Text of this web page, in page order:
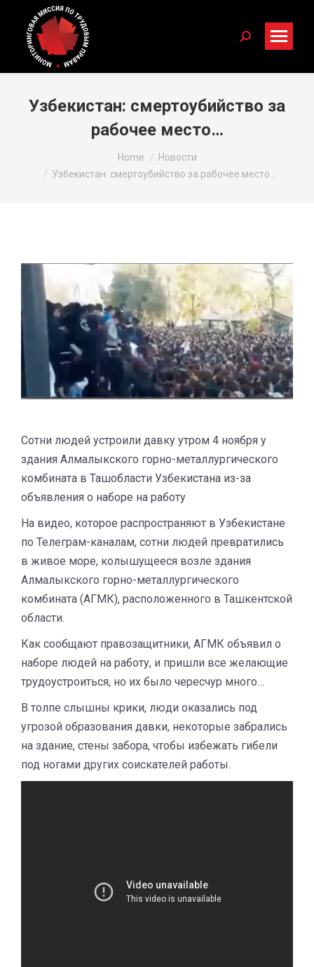
Search:
Узбекистан: смертоубийство за
рабочее место…
Home
Новости
Узбекистан: смертоубийство за рабочее место…
Сотни людей устроили давку утром 4 ноября у
здания Алмалыкского горно-металлургического
комбината в Ташобласти Узбекистана из-за
объявления о наборе на работу
На видео, которое распространяют в Узбекистане
по Телеграм-каналам, сотни людей превратились
в живое море, колышущееся возле здания
Алмалыкского горно-металлургического
комбината (АГМК), расположенного в Ташкентской
области.
Как сообщают правозащитники, АГМК объявил о
наборе людей на работу, и пришли все желающие
трудоустроиться, но их было чересчур много…
В толпе слышны крики, люди оказались под
угрозой образования давки, некоторые забрались
на здание, стены забора, чтобы избежать гибели
под ногами других соискателей работы.